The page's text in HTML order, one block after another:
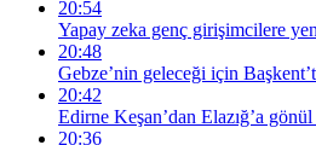
20:54
Yapay zeka genç girişimcilere
20:48
Gebze’nin geleceği için
20:42
Edirne Keşan’dan Elazığ’a
20:36